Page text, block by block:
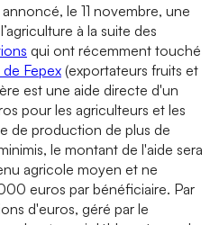
le 11 novembre, une
à la suite des
qui ont récemment touché
Fepex (exportateurs fruits et
est une aide directe d'un
pour les agriculteurs et les
de production de plus de
le montant de l'aide sera
agricole moyen et ne
euros par bénéficiaire. Par
d'euros, géré par le